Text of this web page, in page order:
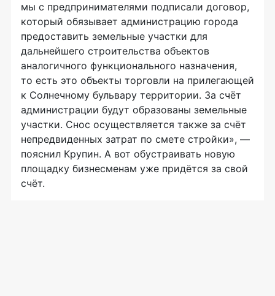
мы с предпринимателями подписали договор,
который обязывает администрацию города
предоставить земельные участки для
дальнейшего строительства объектов
аналогичного функционального назначения,
то есть это объекты торговли на прилегающей
к Солнечному бульвару территории. За счёт
администрации будут образованы земельные
участки. Снос осуществляется также за счёт
непредвиденных затрат по смете стройки», —
пояснил Крупин. А вот обустраивать новую
площадку бизнесменам уже придётся за свой
счёт.